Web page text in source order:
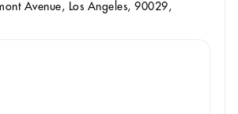
Avenue, Los Angeles, 90029,